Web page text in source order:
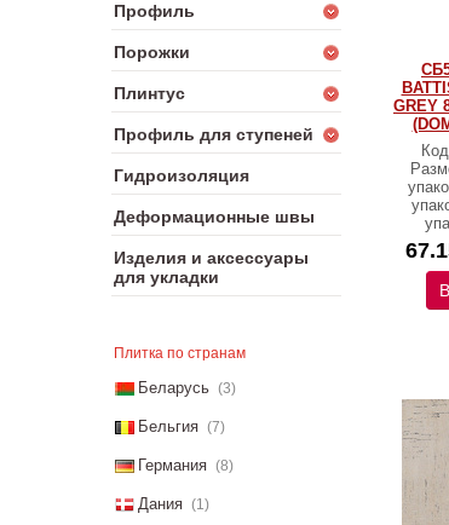
Профиль
Порожки
Плинтус
Профиль для ступеней
Гидроизоляция
Деформационные швы
Изделия и аксессуары
для укладки
Плитка по странам
Беларусь (3)
Бельгия (7)
Германия (8)
Дания (1)
GREY